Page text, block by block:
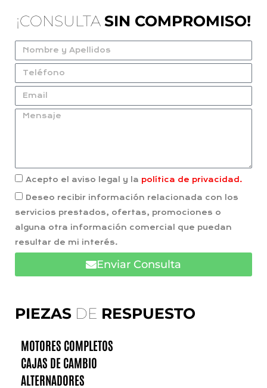
PIEZAS DE RESPUESTO
MOTORES COMPLETOS
CAJAS DE CAMBIO
ALTERNADORES
¡CONSULTA SIN COMPROMISO!
Acepto el aviso legal y la política de privacidad.
Deseo recibir información relacionada con los
servicios prestados, ofertas, promociones o
alguna otra información comercial que puedan
resultar de mi interés.
Enviar Consulta